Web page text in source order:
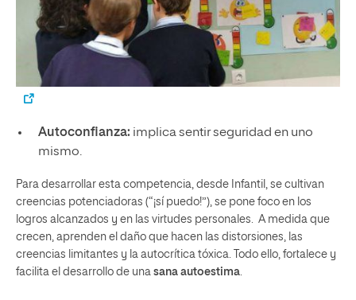
Autoconfianza: implica sentir seguridad en uno
mismo.
Para desarrollar esta competencia, desde Infantil, se cultivan
creencias potenciadoras (“¡sí puedo!”), se pone foco en los
logros alcanzados y en las virtudes personales. A medida que
crecen, aprenden el daño que hacen las distorsiones, las
creencias limitantes y la autocrítica tóxica. Todo ello, fortalece y
facilita el desarrollo de una sana autoestima